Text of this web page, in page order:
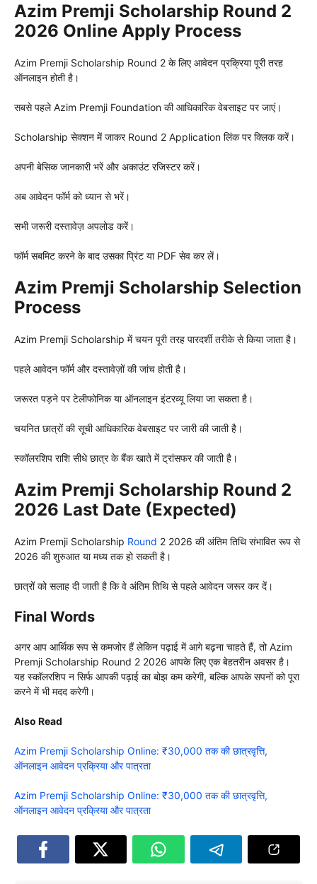
Azim Premji Scholarship Round 2
2026 Online Apply Process
Azim Premji Scholarship Round 2 के लिए आवेदन प्रक्रिया पूरी तरह
ऑनलाइन होती है।
सबसे पहले Azim Premji Foundation की आधिकारिक वेबसाइट पर जाएं।
Scholarship सेक्शन में जाकर Round 2 Application लिंक पर क्लिक करें।
अपनी बेसिक जानकारी भरें और अकाउंट रजिस्टर करें।
अब आवेदन फॉर्म को ध्यान से भरें।
सभी जरूरी दस्तावेज़ अपलोड करें।
फॉर्म सबमिट करने के बाद उसका प्रिंट या PDF सेव कर लें।
Azim Premji Scholarship Selection
Process
Azim Premji Scholarship में चयन पूरी तरह पारदर्शी तरीके से किया जाता है।
पहले आवेदन फॉर्म और दस्तावेज़ों की जांच होती है।
जरूरत पड़ने पर टेलीफोनिक या ऑनलाइन इंटरव्यू लिया जा सकता है।
चयनित छात्रों की सूची आधिकारिक वेबसाइट पर जारी की जाती है।
स्कॉलरशिप राशि सीधे छात्र के बैंक खाते में ट्रांसफर की जाती है।
Azim Premji Scholarship Round 2
2026 Last Date (Expected)
Azim Premji Scholarship Round 2 2026 की अंतिम तिथि संभावित रूप से
2026 की शुरुआत या मध्य तक हो सकती है।
छात्रों को सलाह दी जाती है कि वे अंतिम तिथि से पहले आवेदन जरूर कर दें।
Final Words
अगर आप आर्थिक रूप से कमजोर हैं लेकिन पढ़ाई में आगे बढ़ना चाहते हैं, तो Azim
Premji Scholarship Round 2 2026 आपके लिए एक बेहतरीन अवसर है।
यह स्कॉलरशिप न सिर्फ आपकी पढ़ाई का बोझ कम करेगी, बल्कि आपके सपनों को पूरा
करने में भी मदद करेगी।
Also Read
Azim Premji Scholarship Online: ₹30,000 तक की छात्रवृत्ति,
ऑनलाइन आवेदन प्रक्रिया और पात्रता
Azim Premji Scholarship Online: ₹30,000 तक की छात्रवृत्ति,
ऑनलाइन आवेदन प्रक्रिया और पात्रता